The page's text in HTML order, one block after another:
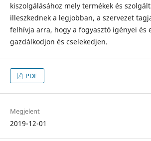
kiszolgálásához mely termékek és
illeszkednek a legjobban, a szervezet
felhívja arra, hogy a fogyasztó igé­nyei és
gazdálkodjon és cselekedjen.
PDF
Megjelent
2019-12-01